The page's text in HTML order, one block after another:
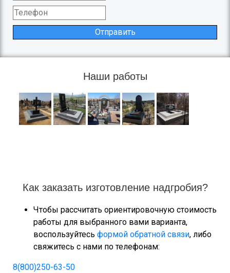
Отправить
Наши работы
Как заказать изготовление надгробия?
Чтобы рассчитать ориентировочную стоимость
работы для выбранного вами варианта,
воспользуйтесь формой обратной связи, либо
свяжитесь с нами по телефонам:
8(800)250-63-50